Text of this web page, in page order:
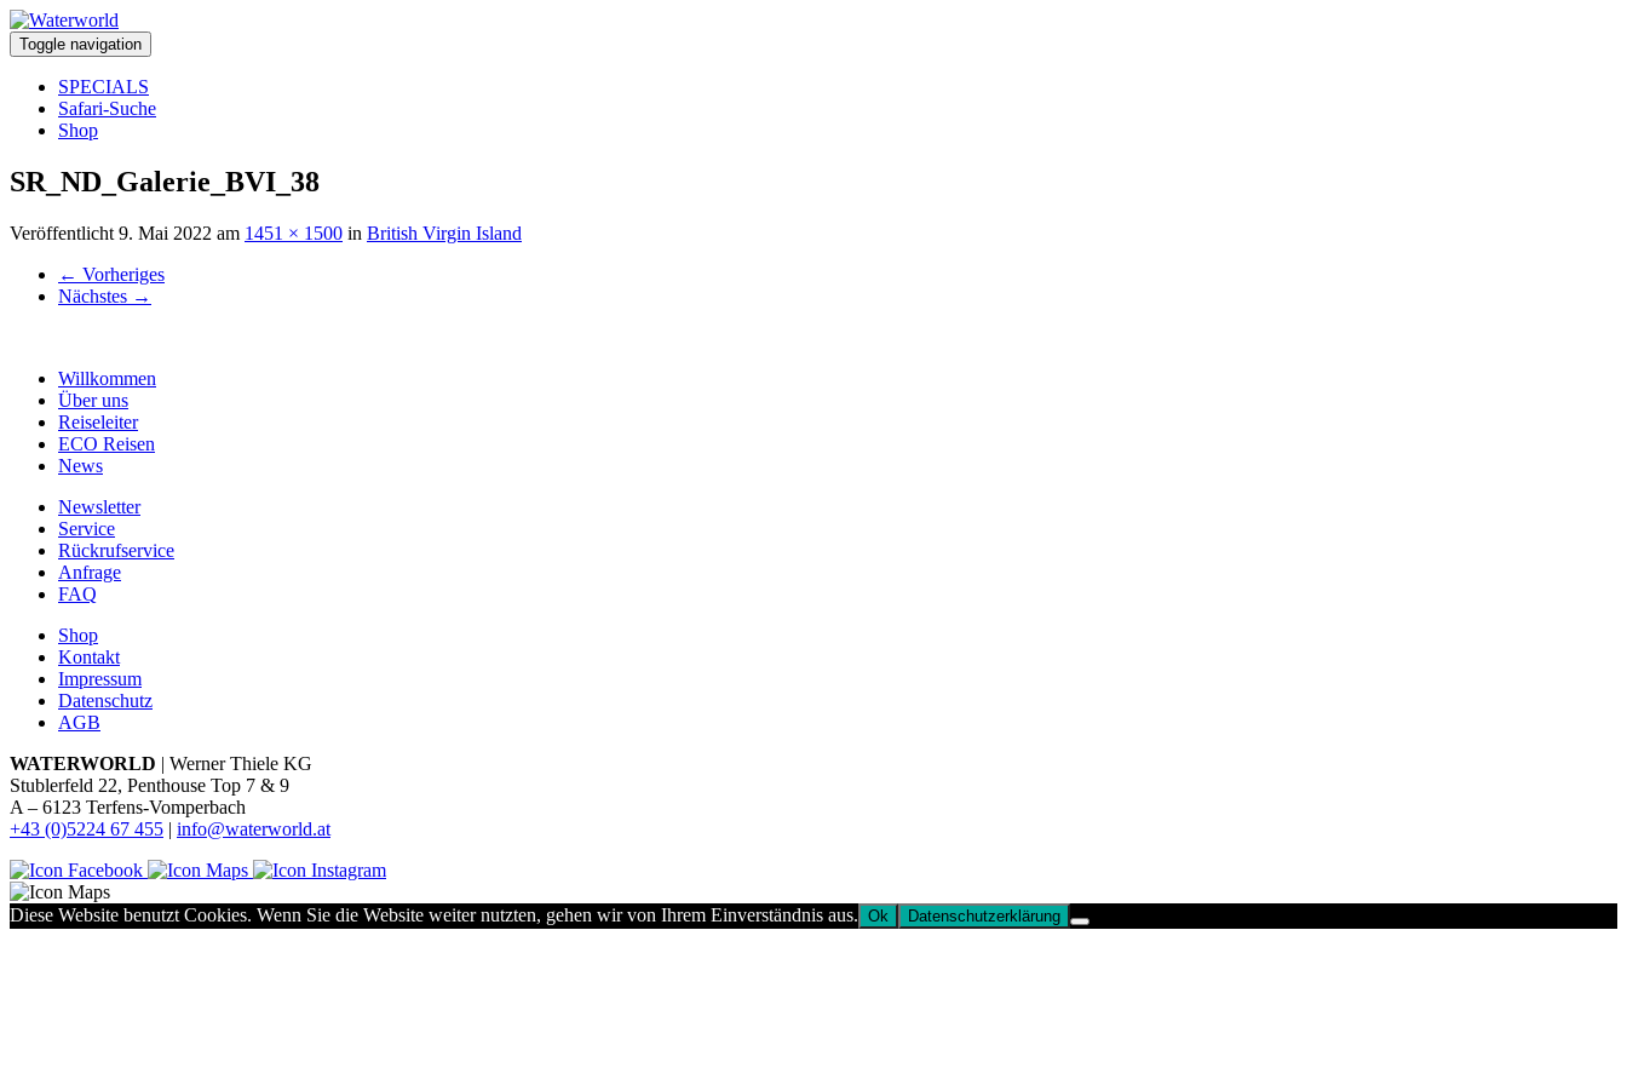
Toggle navigation
SPECIALS
Safari-Suche
Shop
SR_ND_Galerie_BVI_38
Veröffentlicht 9. Mai 2022 am 1451 × 1500 in British Virgin Island
← Vorheriges
Nächstes →
Willkommen
Über uns
Reiseleiter
ECO Reisen
News
Newsletter
Service
Rückrufservice
Anfrage
FAQ
Shop
Kontakt
Impressum
Datenschutz
AGB
WATERWORLD | Werner Thiele KG
Stublerfeld 22, Penthouse Top 7 & 9
A – 6123 Terfens-Vomperbach
+43 (0)5224 67 455 | info@waterworld.at
Diese Website benutzt Cookies. Wenn Sie die Website weiter nutzten, gehen wir von Ihrem Einverständnis aus. Ok Datenschutzerklärung